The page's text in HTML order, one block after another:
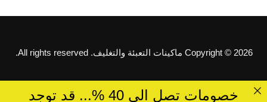
Copyright © 2026 ماكينات التعبئة والتغليف. All rights reserved.
خصومات تصل الى 40 %... قد توجد